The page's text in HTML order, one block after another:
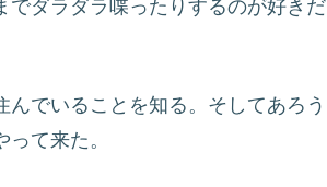
ダラダラ喋ったりするのが好きだ
でいることを知る。そしてあろう
て来た。